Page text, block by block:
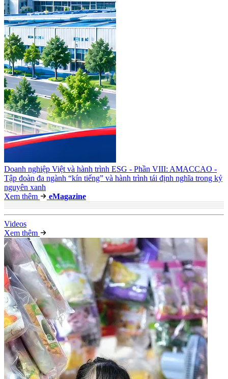
Doanh nghiệp Việt và hành trình ESG - Phần VIII: AMACCAO -
Tập đoàn đa ngành “kín tiếng” và hành trình tái định nghĩa trong kỷ
nguyên xanh
Xem thêm
eMagazine
Videos
Xem thêm